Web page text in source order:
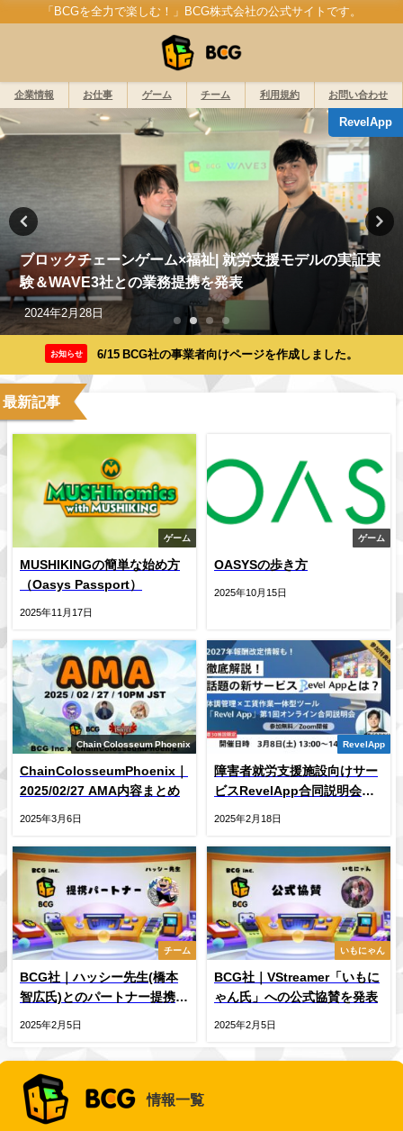
「BCGを全力で楽しむ！」BCG株式会社の公式サイトです。
企業情報 お仕事 ゲーム チーム 利用規約 お問い合わせ
RevelApp
ブロックチェーンゲーム×福祉| 就労支援モデルの実証実
験＆WAVE3社との業務提携を発表
2024年2月28日
お知らせ 6/15 BCG社の事業者向けページを作成しました。
最新記事
ゲーム
MUSHIKINGの簡単な始め方
（Oasys Passport）
2025年11月17日
ゲーム
OASYSの歩き方
2025年10月15日
Chain Colosseum Phoenix
ChainColosseumPhoenix｜
2025/02/27 AMA内容まとめ
2025年3月6日
RevelApp
障害者就労支援施設向けサー
ビスRevelApp合同説明会開
2025年2月18日
チーム
BCG社｜ハッシー先生(橋本
智広氏)とのパートナー提携を
2025年2月5日
いもにゃん
BCG社｜VStreamer「いもに
ゃん氏」への公式協賛を発表
2025年2月5日
情報一覧